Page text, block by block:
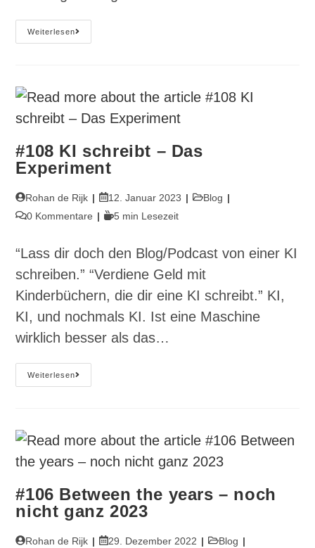
Weiterlesen#109
Zeit
#108 KI schreibt – Das
Experiment
Beitrags-
Autor:
Rohan de Rijk
Beitrag
veröffentlicht:
12. Januar 2023
Beitrags-
Blog
Beitrags-
0 Kommentare Lesedauer:
5 min Lesezeit
“Lass dir doch den Blog/Podcast von einer KI
schreiben.” “Verdiene Geld mit
Kinderbüchern, die dir eine KI schreibt.” KI,
KI, und nochmals KI. Ist eine Maschine
wirklich besser als das…
Weiterlesen#108
KI
#106 Between the years – noch
nicht ganz 2023
Beitrags-
Rohan de Rijk
Beitrag
29. Dezember 2022
Beitrags-
Blog